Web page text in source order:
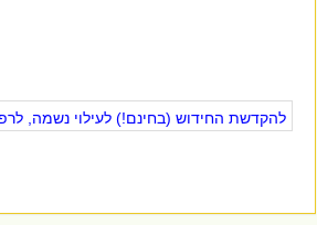
להקדשת החידוש (בחינם!) לעילוי נשמה,